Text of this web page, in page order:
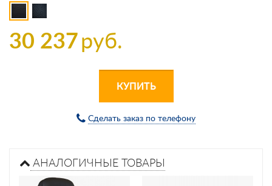
30 237руб.
КУПИТЬ
Сделать заказ по телефону
АНАЛОГИЧНЫЕ ТОВАРЫ